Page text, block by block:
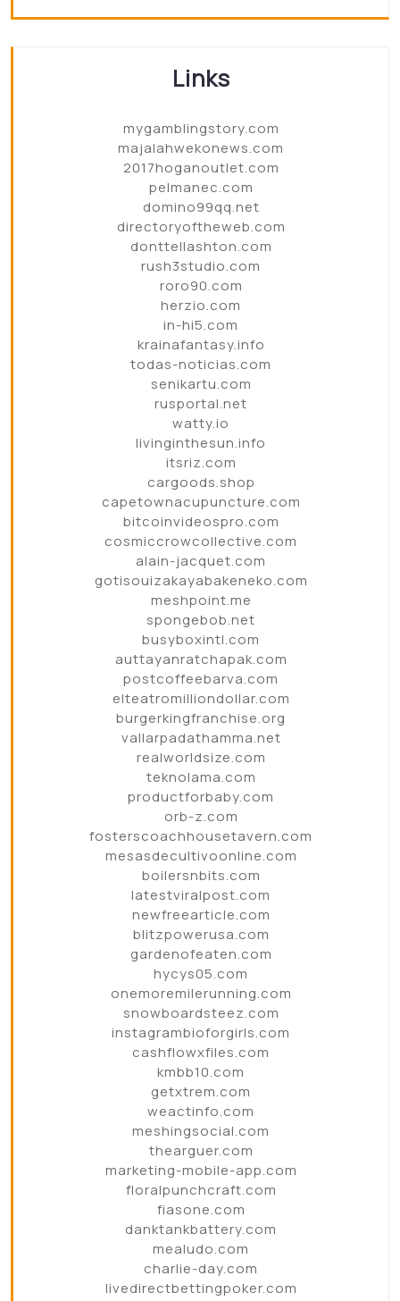
Links
mygamblingstory.com
majalahwekonews.com
2017hoganoutlet.com
pelmanec.com
domino99qq.net
directoryoftheweb.com
donttellashton.com
rush3studio.com
roro90.com
herzio.com
in-hi5.com
krainafantasy.info
todas-noticias.com
senikartu.com
rusportal.net
watty.io
livinginthesun.info
itsriz.com
cargoods.shop
capetownacupuncture.com
bitcoinvideospro.com
cosmiccrowcollective.com
alain-jacquet.com
gotisouizakayabakeneko.com
meshpoint.me
spongebob.net
busyboxintl.com
auttayanratchapak.com
postcoffeebarva.com
elteatromilliondollar.com
burgerkingfranchise.org
vallarpadathamma.net
realworldsize.com
teknolama.com
productforbaby.com
orb-z.com
fosterscoachhousetavern.com
mesasdecultivoonline.com
boilersnbits.com
latestviralpost.com
newfreearticle.com
blitzpowerusa.com
gardenofeaten.com
hycys05.com
onemoremilerunning.com
snowboardsteez.com
instagrambioforgirls.com
cashflowxfiles.com
kmbb10.com
getxtrem.com
weactinfo.com
meshingsocial.com
thearguer.com
marketing-mobile-app.com
floralpunchcraft.com
fiasone.com
danktankbattery.com
mealudo.com
charlie-day.com
livedirectbettingpoker.com